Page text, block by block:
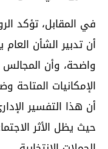
في المقابل، تؤكد
أن تدبير الشأن
واضحة، وأن
الإمكانيات المتاحة
أن هذا التفسير
حيث يظل الأثر